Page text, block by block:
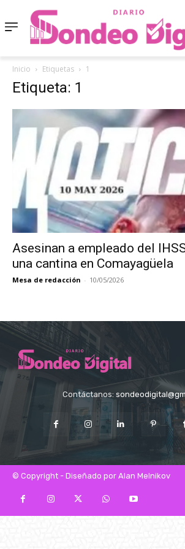
Inicio Etiquetas 1
Etiqueta: 1
Asesinan a empleado del
una cantina en Comayagüela
Mesa de redacción - 10/05/2026
Contáctanos:
© Copyright - Diseñado por Alan Melnikov